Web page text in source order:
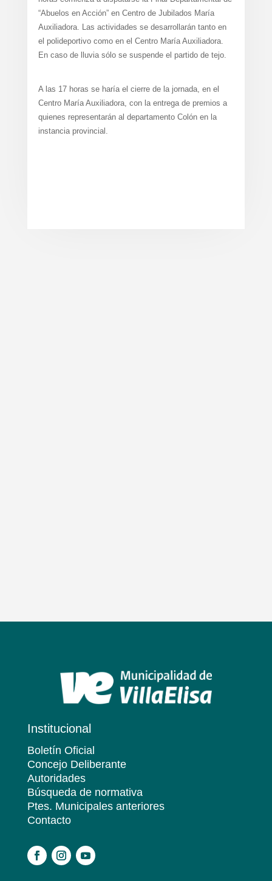
“Abuelos en Acción” en Centro de Jubilados María
Auxiliadora. Las actividades se desarrollarán tanto en
el polideportivo como en el Centro María Auxiliadora.
En caso de lluvia sólo se suspende el partido de tejo.
A las 17 horas se haría el cierre de la jornada, en el
Centro María Auxiliadora, con la entrega de premios a
quienes representarán al departamento Colón en la
instancia provincial.
Institucional
Boletín Oficial
Concejo Deliberante
Autoridades
Búsqueda de normativa
Ptes. Municipales anteriores
Contacto